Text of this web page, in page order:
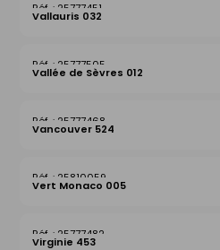
25777451
Vallauris 032
25777505
Vallée de Sèvres 012
25777468
Vancouver 524
25810059
Vert Monaco 005
25777482
Virginie 453